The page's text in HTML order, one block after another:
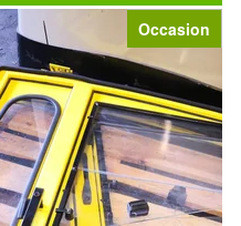
Occasion